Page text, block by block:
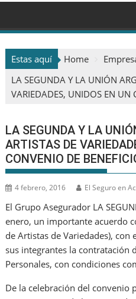
Estas aquí Home
LA SEGUNDA Y LA UNIÓN
VARIEDADES, UNIDOS EN UN
LA SEGUNDA Y LA
ARTISTAS DE
CONVENIO DE
4 febrero, 2016 El Seguro en
El Grupo Asegurador LA
enero, un importante acuerdo
de Artistas de Variedades),
sus integrantes la contratación
Personales, con condiciones
De la celebración del convenio